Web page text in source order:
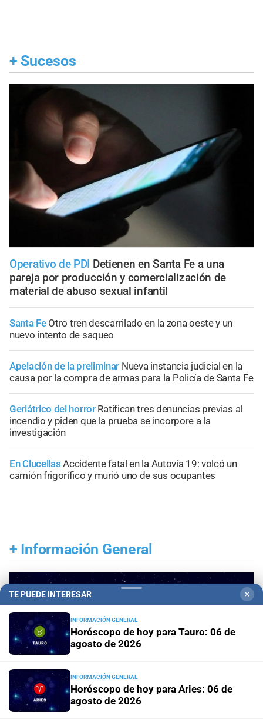
+ Sucesos
Operativo de PDI Detienen en Santa Fe a una
pareja por producción y comercialización de
material de abuso sexual infantil
Santa Fe Otro tren descarrilado en la zona oeste y un
nuevo intento de saqueo
Apelación de la preliminar Nueva instancia judicial en la
causa por la compra de armas para la Policía de Santa Fe
Geriátrico del horror Ratifican tres denuncias previas al
incendio y piden que la prueba se incorpore a la
investigación
En Clucellas Accidente fatal en la Autovía 19: volcó un
camión frigorífico y murió uno de sus ocupantes
+ Información General
TE PUEDE INTERESAR ✕
INFORMACIÓN GENERAL
Horóscopo de hoy para Tauro: 06 de
agosto de 2026
INFORMACIÓN GENERAL
Horóscopo de hoy para Aries: 06 de
agosto de 2026